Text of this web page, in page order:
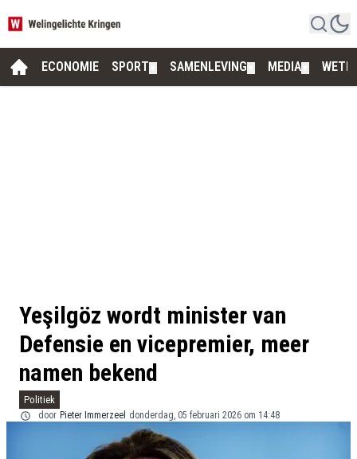
ECONOMIE SPORT SAMENLEVING MEDIA
Yeşilgöz wordt minister van
Defensie en vicepremier, meer
namen bekend
Politiek
door Pieter Immerzeel donderdag, 05 februari 2026 om 14:48